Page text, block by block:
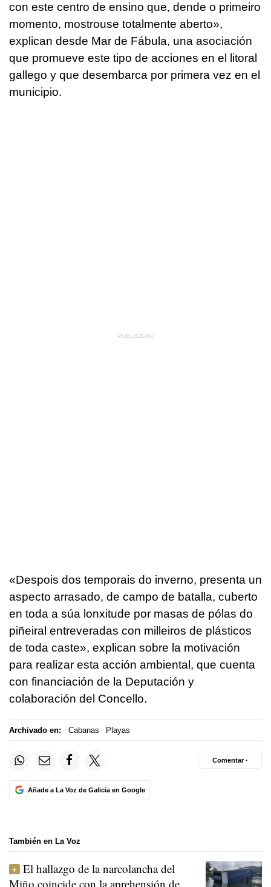
con este centro de ensino que, dende o primeiro
momento, mostrouse totalmente aberto»,
explican desde Mar de Fábula, una asociación
que promueve este tipo de acciones en el litoral
gallego y que desembarca por primera vez en el
municipio.
«Despois dos temporais do inverno, presenta un
aspecto arrasado, de campo de batalla, cuberto
en toda a súa lonxitude por masas de pólas do
piñeiral entreveradas con milleiros de plásticos
de toda caste», explican sobre la motivación
para realizar esta acción ambiental, que cuenta
con financiación de la Deputación y
colaboración del Concello.
Archivado en: Cabanas Playas
Añade a La Voz de Galicia en Google
Comentar ·
También en La Voz
El hallazgo de la narcolancha del
Miño coincide con la aprehensión de